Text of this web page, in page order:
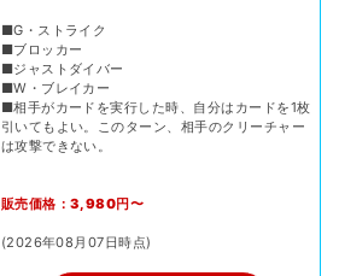
■G・ストライク
■ブロッカー
■ジャストダイバー
■W・ブレイカー
■相手がカードを実行した時、自分はカードを1枚
引いてもよい。このターン、相手のクリーチャー
は攻撃できない。
販売価格：3,980円〜
(2026年08月07日時点)